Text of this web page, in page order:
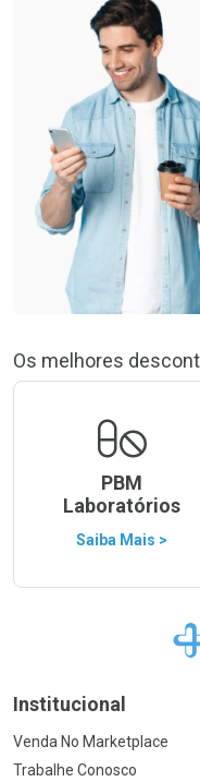
Os melhores
PBM
Laboratórios
Saiba Mais >
Ir
Institucional
Venda No Marketplace
Trabalhe Conosco